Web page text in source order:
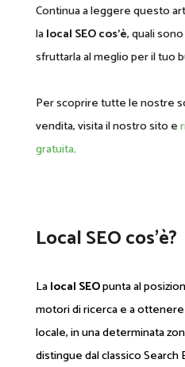
Continua a leggere questo
lalocal SEO cos’è, quali
sfruttarla al meglio per il tuo
Per scoprire tutte le nostre
vendita, visita il nostro sito e
gratuita.
Local SEO cos’è?
Lalocal SEOpunta al
motori di ricerca e a
locale, in una determinata
distingue dal classico Search